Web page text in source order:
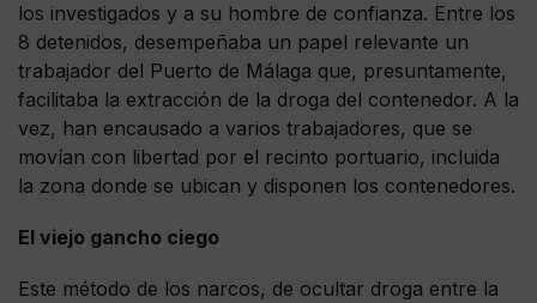
los investigados y a su hombre de confianza. Entre los
8 detenidos, desempeñaba un papel relevante un
trabajador del Puerto de Málaga que, presuntamente,
facilitaba la extracción de la droga del contenedor. A la
vez, han encausado a varios trabajadores, que se
movían con libertad por el recinto portuario, incluida
la zona donde se ubican y disponen los contenedores.
El viejo gancho ciego
Este método de los narcos, de ocultar droga entre la